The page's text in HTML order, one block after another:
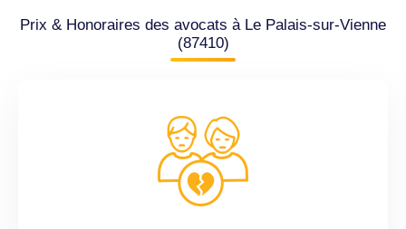
Prix & Honoraires des avocats à Le Palais-sur-Vienne
(87410)